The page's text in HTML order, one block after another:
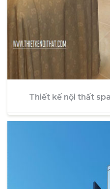
Thiết kế nội thất